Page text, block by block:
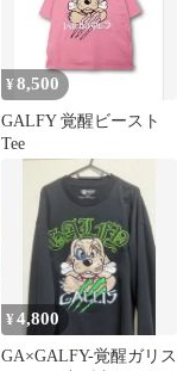
¥8,500
GALFY 覚醒ビースト
Tee
¥4,800
GA×GALFY-覚醒ガリス